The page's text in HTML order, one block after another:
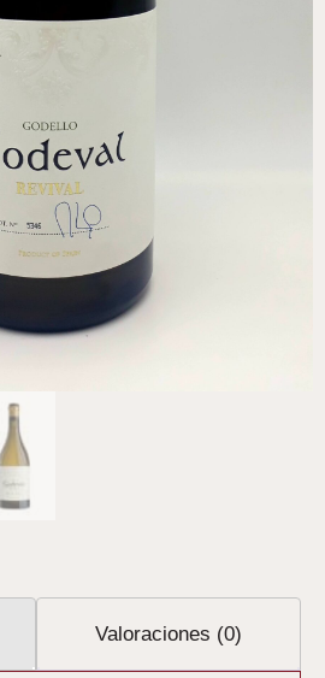
Valoraciones (0)